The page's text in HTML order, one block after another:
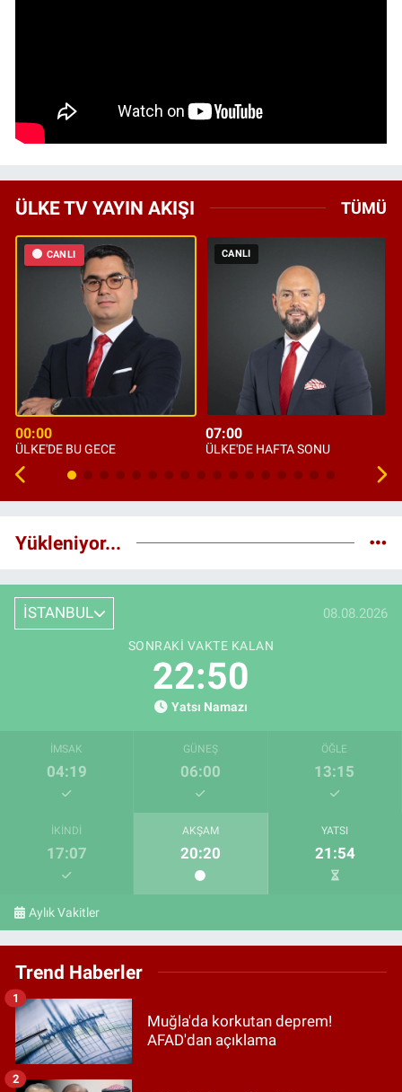
ÜLKE TV YAYIN AKIŞI TÜMÜ
CANLI
00:00
ÜLKE'DE BU GECE
CANLI
07:00
ÜLKE'DE HAFTA SONU
Yükleniyor...
İSTANBUL 08.08.2026
SONRAKI VAKTE KALAN
22:49
Yatsı Namazı
İMSAK
04:19
GÜNEŞ
06:00
ÖĞLE
13:15
İKINDI
17:07
AKŞAM
20:20
YATSI
21:54
Aylık Vakitler
Trend Haberler
Muğla'da korkutan deprem!
AFAD'dan açıklama
1
2